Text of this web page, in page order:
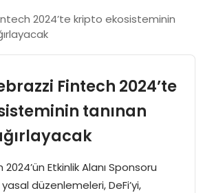
2024’te kripto ekosisteminin
Fintech 2024’te
tanınan
Etkinlik Alanı Sponsoru
düzenlemeleri, DeFi’yi,